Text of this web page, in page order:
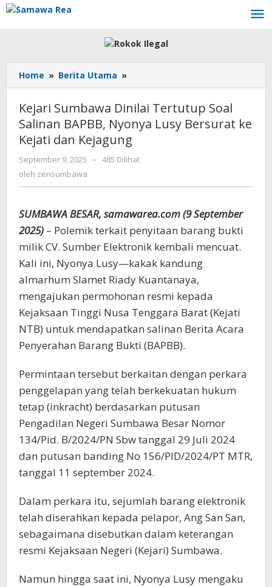
Lewati
konten
Home » Berita Utama »
Sumbawa
Tertutup
Soal
Salinan
Nyonya
Bersurat
Kejati
dan
Kejagung
Kejari Sumbawa Dinilai Tertutup Soal
Salinan BAPBB, Nyonya Lusy Bersurat ke
Kejati dan Kejagung
September 9, 2025
oleh
-
485 Dilihat
oleh zensumbawa
SUMBAWA BESAR, samawarea.com (9 September
2025) – Polemik terkait penyitaan barang bukti
milik CV. Sumber Elektronik kembali mencuat.
Kali ini, Nyonya Lusy—kakak kandung
almarhum Slamet Riady Kuantanaya,
mengajukan permohonan resmi kepada
Kejaksaan Tinggi Nusa Tenggara Barat (Kejati
NTB) untuk mendapatkan salinan Berita Acara
Penyerahan Barang Bukti (BAPBB).
Permintaan tersebut berkaitan dengan perkara
penggelapan yang telah berkekuatan hukum
tetap (inkracht) berdasarkan putusan
Pengadilan Negeri Sumbawa Besar Nomor
134/Pid. B/2024/PN Sbw tanggal 29 Juli 2024
dan putusan banding No 156/PID/2024/PT MTR,
tanggal 11 september 2024.
Dalam perkara itu, sejumlah barang elektronik
telah diserahkan kepada pelapor, Ang San San,
sebagaimana disebutkan dalam keterangan
resmi Kejaksaan Negeri (Kejari) Sumbawa.
Namun hingga saat ini, Nyonya Lusy mengaku